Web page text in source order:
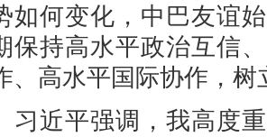
如何变化，中巴友谊
保持高水平政治互信
、高水平国际协作，
习近平强调，我高度